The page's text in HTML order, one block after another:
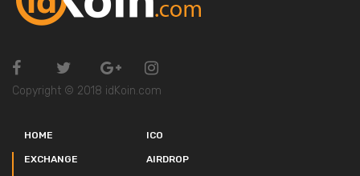
Copyright © 2018 idKoin.com
HOME ICO
EXCHANGE AIRDROP